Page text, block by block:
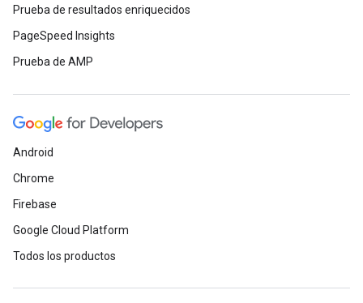
Prueba de resultados enriquecidos
PageSpeed Insights
Prueba de AMP
Android
Chrome
Firebase
Google Cloud Platform
Todos los productos